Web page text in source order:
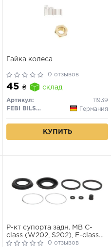
Гайка колеса
0 отзывов
45 ₴ склад
Артикул:
11939
FEBI BILSTEIN
Германия
КУПИТЬ
Р-кт супорта задн. MB C-
class (W202, S202), E-class
(W210, S124, S210), S-class
0 отзывов